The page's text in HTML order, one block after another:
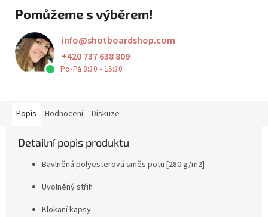
Pomůžeme s výběrem!
info@shotboardshop.com
+420 737 638 809
Po-Pá 8:30 - 15:30
Popis Hodnocení Diskuze
Detailní popis produktu
Bavlněná polyesterová směs potu [280 g/m2]
Uvolněný střih
Klokaní kapsy